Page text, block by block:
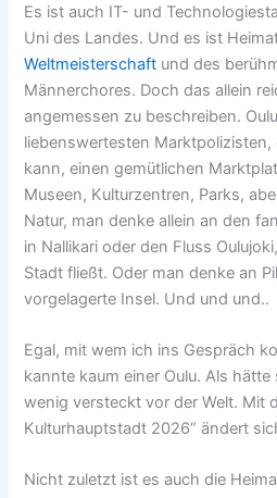
Es ist auch IT- und
Uni des Landes. Und es ist
Weltmeisterschaft und des
Männerchores. Doch das allein
angemessen zu beschreiben.
liebenswertesten
kann, einen gemütlichen
Museen, Kulturzentren, Parks,
Natur, man denke allein an den
in Nallikari oder den Fluss
Stadt fließt. Oder man denke an
vorgelagerte Insel. Und und und..
Egal, mit wem ich ins Gespräch
kannte kaum einer Oulu. Als
wenig versteckt vor der Welt. Mit
Kulturhauptstadt 2026“ ändert
Nicht zuletzt ist es auch die